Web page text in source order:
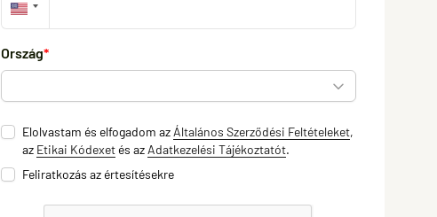
Ország
Elolvastam és elfogadom az Általános Szerződési Feltételeket,
az Etikai Kódexet és az Adatkezelési Tájékoztatót.
Feliratkozás az értesítésekre